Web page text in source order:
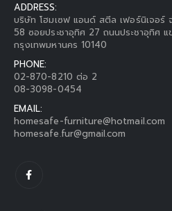
ADDRESS:
บริษัท โฮมเซฟ แอนด์ สตีล เฟอร์นิเจอร์
58 ซอยประชาอุทิศ 27 ถนนประชาอุทิศ
กรุงเทพมหานคร 10140
PHONE:
02-870-8210 ต่อ 2
08-3098-0454
EMAIL:
homesafe-furniture@hotmail.com
homesafe.fur@gmail.com